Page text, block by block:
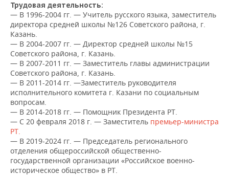
ВОДНЫЕ ВИДЫ СПОРТА
ХОККЕЙ С МЯЧОМ
ОБРАЗОВАНИЕ
ПРОИСШЕСТВИЯ
Трудовая деятельность:
— В 1996-2004 гг. — Учитель русского языка, заместитель
директора средней школы №126 Советского района, г.
Казань.
— В 2004-2007 гг. — Директор средней школы №15
Советского района, г. Казань.
— В 2007-2011 гг. — Заместитель главы администрации
Советского района, г. Казань.
— В 2011-2014 гг. —Заместитель руководителя
исполнительного комитета г. Казани по социальным
вопросам.
— В 2014-2018 гг. — Помощник Президента РТ.
— С 20 февраля 2018 г. — Заместитель премьер-министра
РТ.
— В 2019-2024 гг. — Председатель регионального
отделения общероссийской общественно-
государственной организации «Российское военно-
историческое общество» в РТ.